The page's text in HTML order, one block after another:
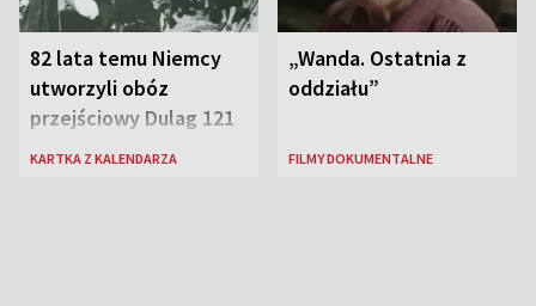
82 lata temu Niemcy
utworzyli obóz
przejściowy Dulag 121
KARTKA Z KALENDARZA
„Wanda. Ostatnia z
oddziału”
FILMY DOKUMENTALNE